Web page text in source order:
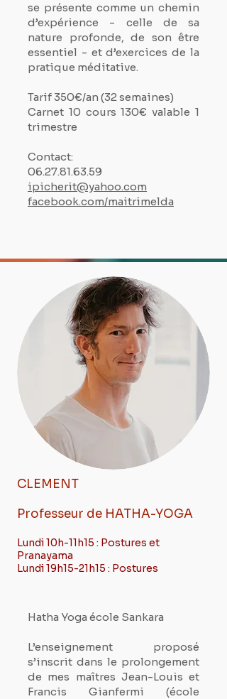
se présente comme un chemin
d’expérience - celle de sa
nature profonde, de son être
essentiel - et d’exercices de la
pratique méditative.
Tarif 350€/an (32 semaines)
Carnet 10 cours 130€ valable 1
trimestre
Contact:
06.27.81.63.59
ipicherit@yahoo.com
facebook.com/maitrimelda
CLEMENT
Professeur de HATHA-YOGA
Lundi 10h-11h15 : Postures et
Pranayama
Lundi 19h15-21h15 : Postures
Hatha Yoga école Sankara
L’enseignement proposé
s’inscrit dans le prolongement
de mes maîtres Jean-Louis et
Francis Gianfermi (école